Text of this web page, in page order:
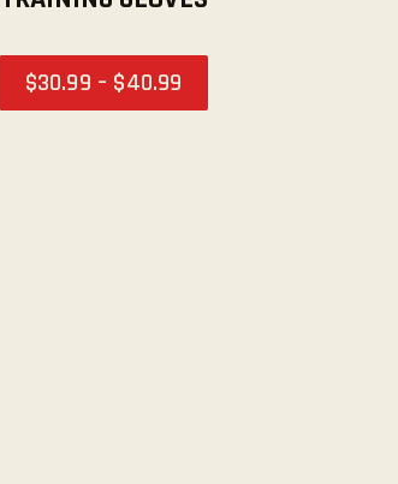
$30.99 – $40.99